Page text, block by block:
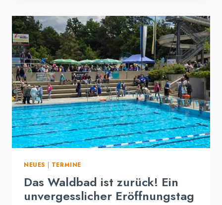
SPRECHER
DES
STEUERKREISES
NEUES | TERMINE
Das Waldbad ist zurück! Ein
unvergesslicher Eröffnungstag